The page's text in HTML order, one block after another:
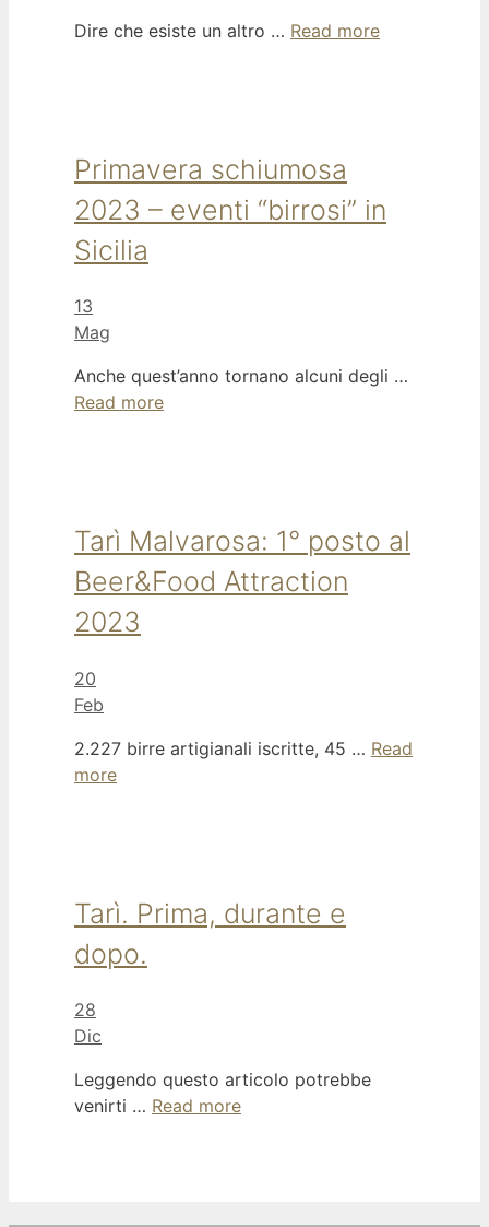
Dire che esiste un altro … Read more
Primavera schiumosa
2023 – eventi “birrosi” in
Sicilia
13
Mag
Anche quest’anno tornano alcuni degli …
Read more
Tarì Malvarosa: 1° posto al
Beer&Food Attraction
2023
20
Feb
2.227 birre artigianali iscritte, 45 … Read
more
Tarì. Prima, durante e
dopo.
28
Dic
Leggendo questo articolo potrebbe
venirti … Read more